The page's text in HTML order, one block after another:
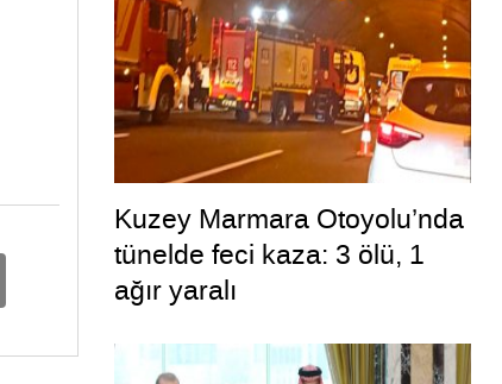
Kuzey Marmara Otoyolu’nda
tünelde feci kaza: 3 ölü, 1
ağır yaralı